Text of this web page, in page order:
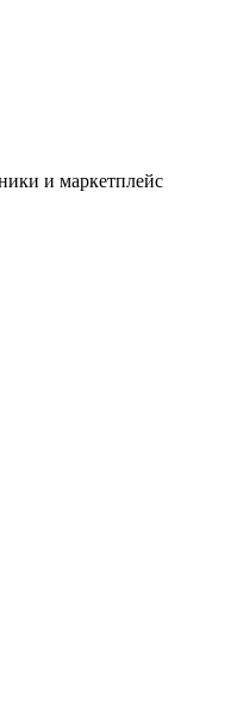
и маркетплейс